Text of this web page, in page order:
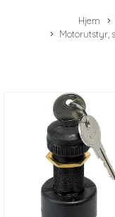
Hjem
Motorutstyr,